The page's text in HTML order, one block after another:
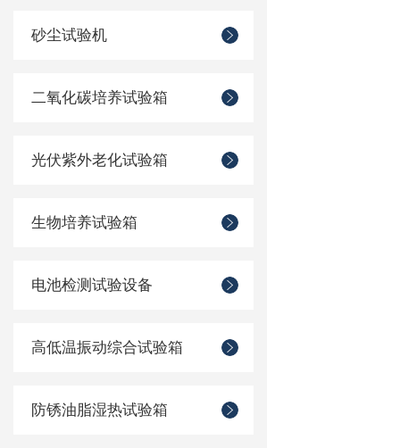
砂尘试验机
二氧化碳培养试验箱
光伏紫外老化试验箱
生物培养试验箱
电池检测试验设备
高低温振动综合试验箱
防锈油脂湿热试验箱